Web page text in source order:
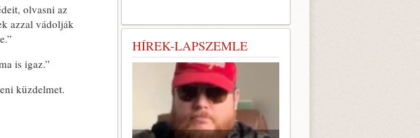
olvasni az
azzal vádolják
is igaz.”
küzdelmet.
HÍREK-LAPSZEMLE